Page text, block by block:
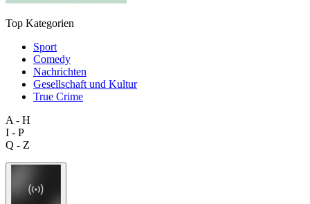
Top Kategorien
Sport
Comedy
Nachrichten
Gesellschaft und Kultur
True Crime
A - H
I - P
Q - Z